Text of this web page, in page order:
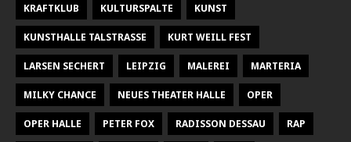
KRAFTKLUB KULTURSPALTE KUNST
KUNSTHALLE TALSTRASSE KURT WEILL FEST
LARSEN SECHERT LEIPZIG MALEREI MARTERIA
MILKY CHANCE NEUES THEATER HALLE OPER
OPER HALLE PETER FOX RADISSON DESSAU RAP